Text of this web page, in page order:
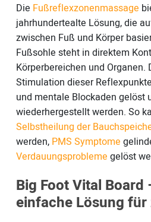
Die Fußreflexzonenmassage
jahrhundertealte Lösung, die
zwischen Fuß und Körper
Fußsohle steht in direktem
Körperbereichen und Organen.
Stimulation dieser
und mentale Blockaden gelöst
wiederhergestellt werden. So
Selbstheilung der
werden, PMS Symptome
Verdauungsprobleme gelöst
Big Foot Vital Board
einfache Lösung für